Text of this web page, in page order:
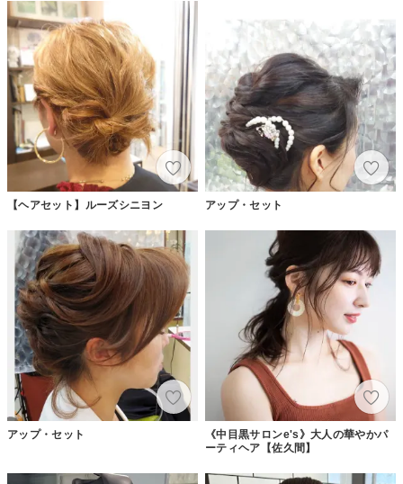
【ヘアセット】ルーズシニヨン アップ・セット
アップ・セット
《中目黒サロンe's》大人の華やかパ
ーティヘア【佐久間】